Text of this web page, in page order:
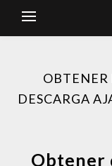
OBTENER
DESCARGA
Obtener